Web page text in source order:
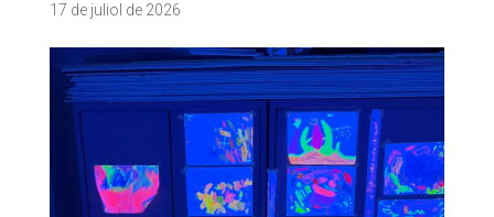
17 de juliol de 2026